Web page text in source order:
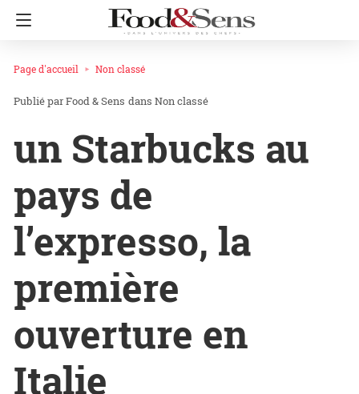
Page d'accueil Non classé
Food & Sens dans Non classé
un Starbucks au
pays de
l’expresso, la
première
ouverture en
Italie